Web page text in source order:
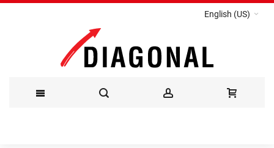
English (US)